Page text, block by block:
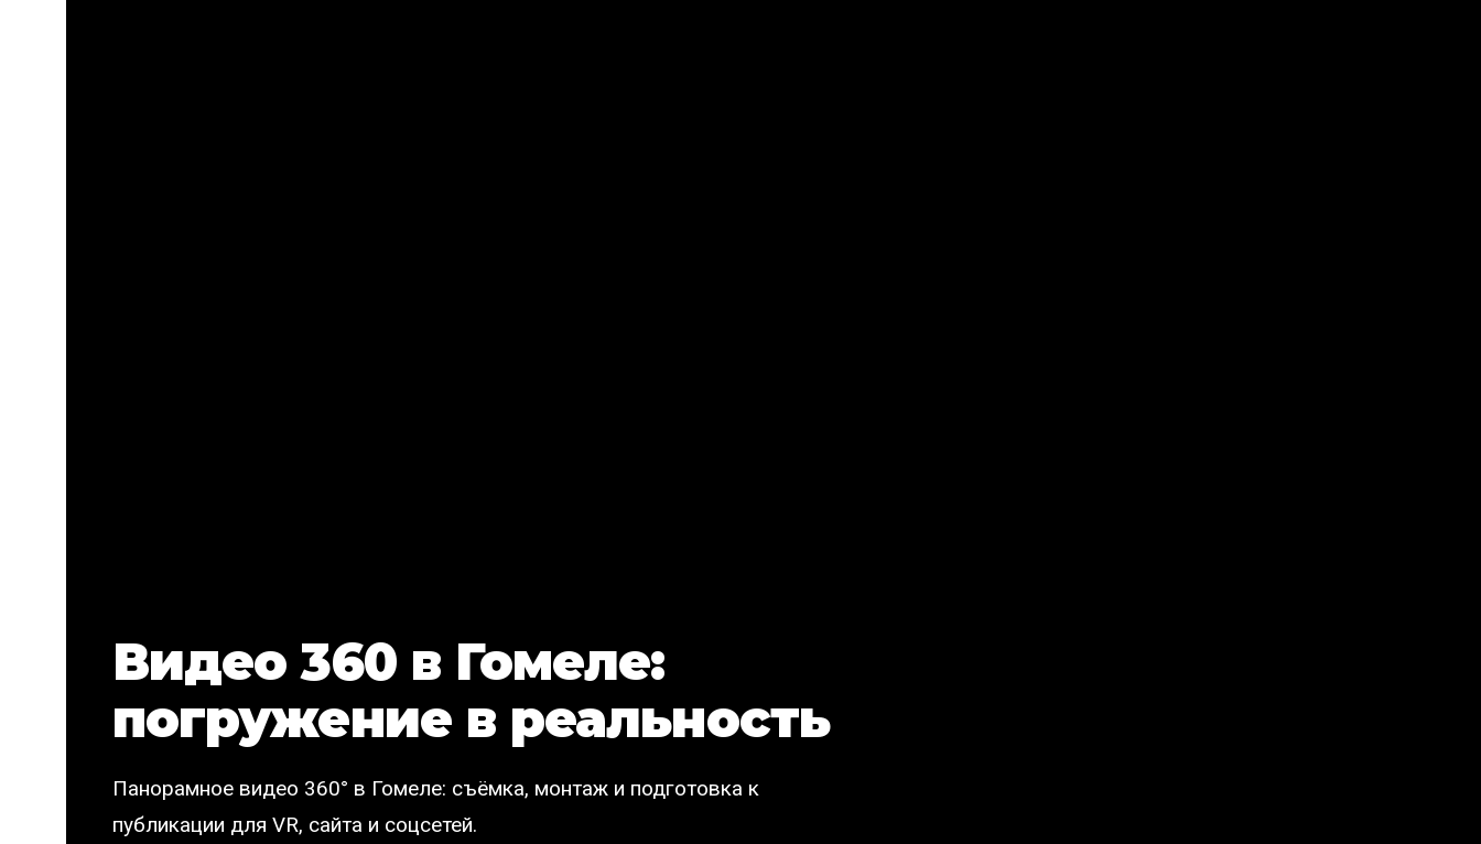
Видео 360 в Гомеле:
погружение в реальность
Панорамное видео 360° в Гомеле: съёмка, монтаж и подготовка к
публикации для VR, сайта и соцсетей.